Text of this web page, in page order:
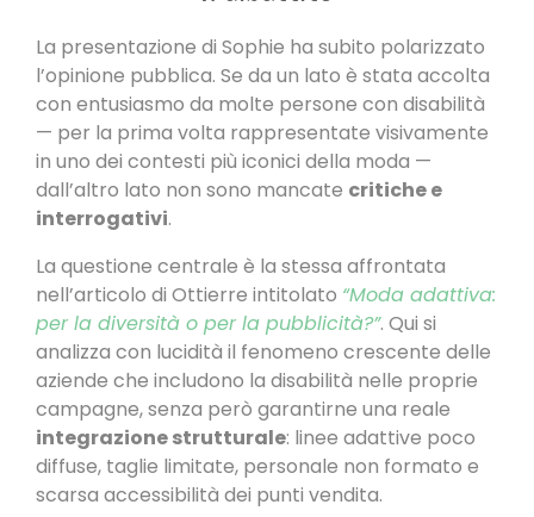
La presentazione di Sophie ha subito polarizzato
l’opinione pubblica. Se da un lato è stata accolta
con entusiasmo da molte persone con disabilità
— per la prima volta rappresentate visivamente
in uno dei contesti più iconici della moda —
dall’altro lato non sono mancate critiche e
interrogativi.
La questione centrale è la stessa affrontata
nell’articolo di Ottierre intitolato “Moda adattiva:
per la diversità o per la pubblicità?”. Qui si
analizza con lucidità il fenomeno crescente delle
aziende che includono la disabilità nelle proprie
campagne, senza però garantirne una reale
integrazione strutturale: linee adattive poco
diffuse, taglie limitate, personale non formato e
scarsa accessibilità dei punti vendita.